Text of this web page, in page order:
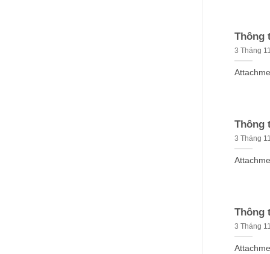
Thông
3 Tháng
Thông
3 Tháng
Thông
3 Tháng